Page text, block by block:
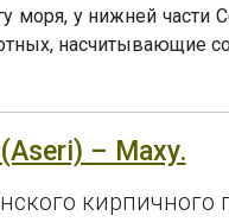
моря, у нижней части
насчитывающие
– Маху.
кирпичного